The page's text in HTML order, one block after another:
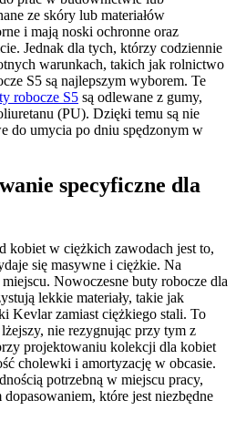
ze skóry lub materiałów
i mają noski ochronne oraz
Jednak dla tych, którzy codziennie
warunkach, takich jak rolnictwo
S5 są najlepszym wyborem. Te
robocze S5 są odlewane z gumy,
(PU). Dzięki temu są nie
do umycia po dniu spędzonym w
specyficzne dla
kobiet w ciężkich zawodach jest to,
się masywne i ciężkie. Na
Nowoczesne buty robocze dla
lekkie materiały, takie jak
Kevlar zamiast ciężkiego stali. To
nie rezygnując przy tym z
projektowaniu kolekcji dla kobiet
cholewki i amortyzację w obcasie.
potrzebną w miejscu pracy,
które jest niezbędne